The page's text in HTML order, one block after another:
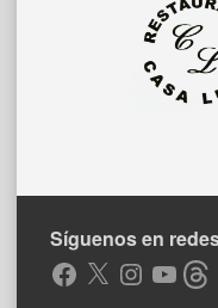
Síguenos en
Facebook
X Instagram
YouTube